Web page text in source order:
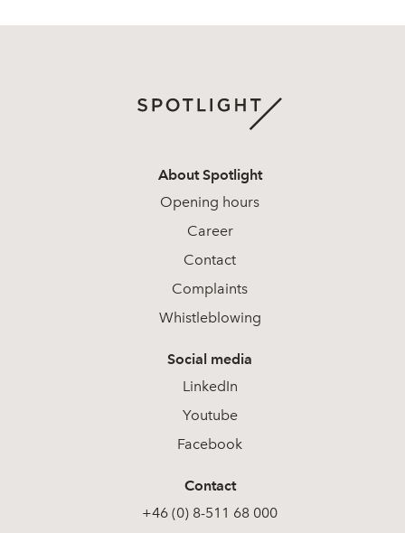
About Spotlight
Opening hours
Career
Contact
Complaints
Whistleblowing
Social media
LinkedIn
Youtube
Facebook
Contact
+46 (0) 8-511 68 000